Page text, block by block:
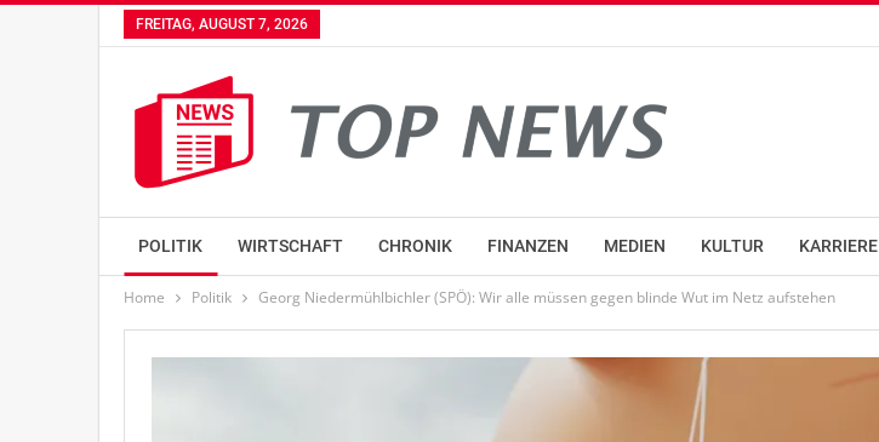
FREITAG, AUGUST 7, 2026
POLITIK WIRTSCHAFT CHRONIK FINANZEN MEDIEN KULTUR KARRIERE
Home Politik Georg Niedermühlbichler (SPÖ): Wir alle müssen gegen blinde Wut im Netz aufstehen